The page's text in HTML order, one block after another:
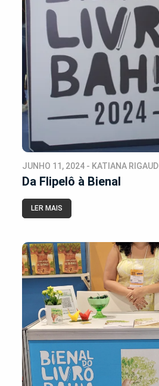
JUNHO 11, 2024 - KATIANA RIGAUD
Da Flipelô à Bienal
LER MAIS